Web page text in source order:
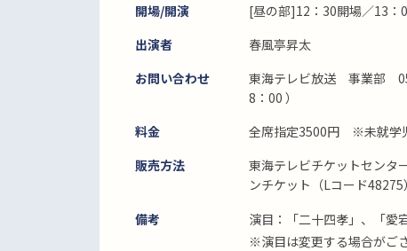
開場/開演
[昼の部]12：30開場／13
出演者
春風亭昇太
お問い合わせ
東海テレビ放送 事業部
8：00 ）
料金
全席指定3500円 ※未就学
販売方法
東海テレビチケットセン
ンチケット（Lコード
備考
演目：「二十四孝」、「愛
※演目は変更する場合がご